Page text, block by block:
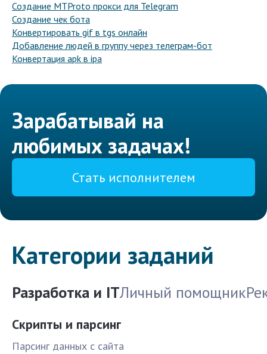
Создание MTProto прокси для Telegram
Создание чек бота
Конвертировать gif в tgs онлайн
Добавление людей в группу через телеграм-бот
Конвертация apk в ipa
Зарабатывай на
любимых задачах!
Стать исполнителем
Категории заданий
Разработка и ITЛичный помощник
Скрипты и парсинг
Парсинг данных с сайта